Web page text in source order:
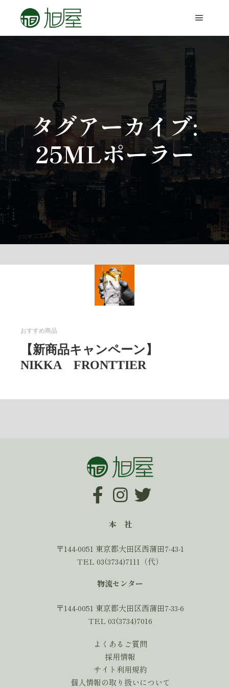
タグアーカイブ:
25MLポーラー
おすすめ商品
【新商品キャンペーン】
NIKKA FRONTTIER
本 社
〒144-0051 東京都大田区西蒲田7-43-1
TEL 03(3734)7111（代）
物流センター
〒144-0051 東京都大田区西蒲田7-33-6
TEL 03(3734)7016
よくあるご質問
採用情報
サイト利用規約
個人情報の取り扱いについて